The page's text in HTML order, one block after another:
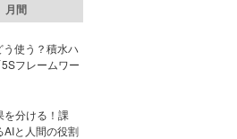
月間
使う？積水ハ
フレームワー
を分ける！課
AIと人間の役割